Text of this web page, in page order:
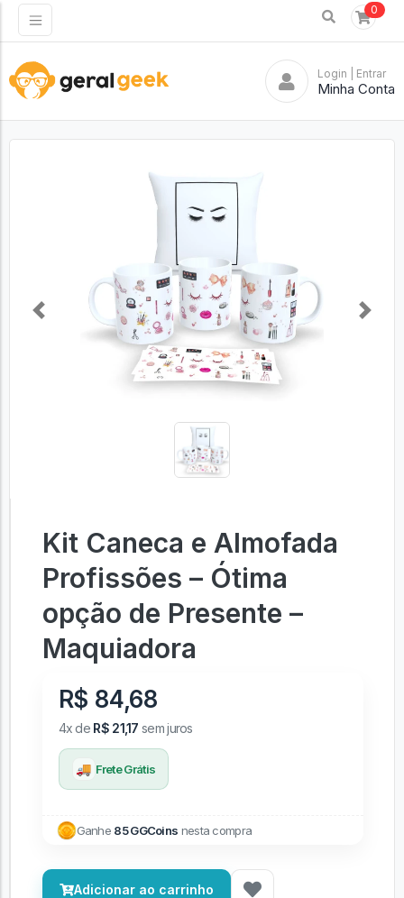
0
Login | Entrar
Minha Conta
Previous Next
Kit Caneca e Almofada
Profissões – Ótima
opção de Presente –
Maquiadora
R$ 84,68
4x de R$ 21,17 sem juros
🚚 Frete Grátis
Ganhe 85 GGCoins nesta compra
Adicionar ao carrinho